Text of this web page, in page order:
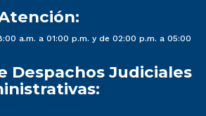
a.m. a 01:00 p.m. y de 02:00 p.m. a 05:00
Despachos Judiciales